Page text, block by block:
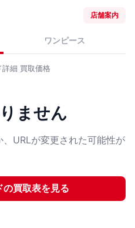
店舗案内
ワンピース
詳細 買取価格
ません
URLが変更された可能性が
の買取表を見る